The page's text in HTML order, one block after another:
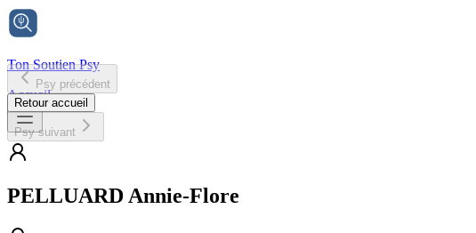
Ton Soutien Psy
Accueil
Psy précédent
Retour accueil
Psy suivant
PELLUARD Annie-Flore